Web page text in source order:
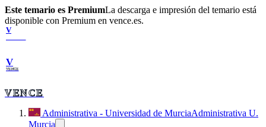
Este temario es PremiumLa descarga e impresión del temario está
disponible con Premium en vence.es.
V
V
VENCE
VENCE
Administrativa - Universidad de MurciaAdministrativa U.
Murcia